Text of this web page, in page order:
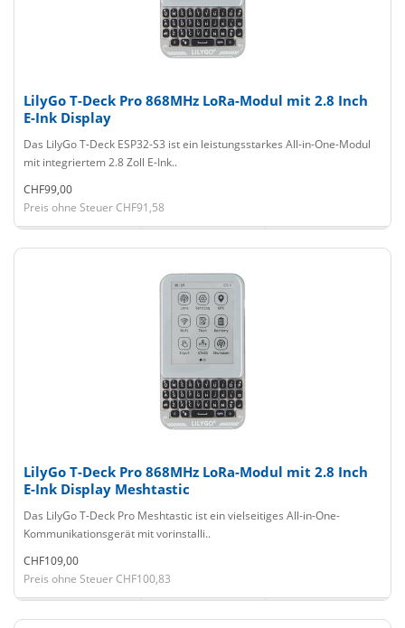
LilyGo T-Deck Pro 868MHz LoRa-Modul mit 2.8 Inch
E-Ink Display
Das LilyGo T-Deck ESP32-S3 ist ein leistungsstarkes All-in-One-Modul
mit integriertem 2.8 Zoll E-Ink..
CHF99,00
Preis ohne Steuer CHF91,58
LilyGo T-Deck Pro 868MHz LoRa-Modul mit 2.8 Inch
E-Ink Display Meshtastic
Das LilyGo T-Deck Pro Meshtastic ist ein vielseitiges All-in-One-
Kommunikationsgerät mit vorinstalli..
CHF109,00
Preis ohne Steuer CHF100,83